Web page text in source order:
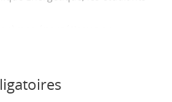
de mouvement et les actions